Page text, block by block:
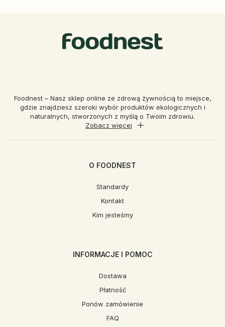
Foodnest – Nasz sklep online ze zdrową żywnością to miejsce,
gdzie znajdziesz szeroki wybór produktów ekologicznych i
naturalnych, stworzonych z myślą o Twoim zdrowiu.
Zobacz więcej
O FOODNEST
Standardy
Kontakt
Kim jesteśmy
INFORMACJE I POMOC
Dostawa
Płatność
Ponów zamówienie
FAQ